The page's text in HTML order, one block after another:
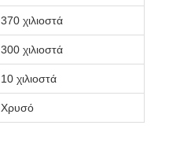
370 χιλιοστά
300 χιλιοστά
10 χιλιοστά
Χρυσό